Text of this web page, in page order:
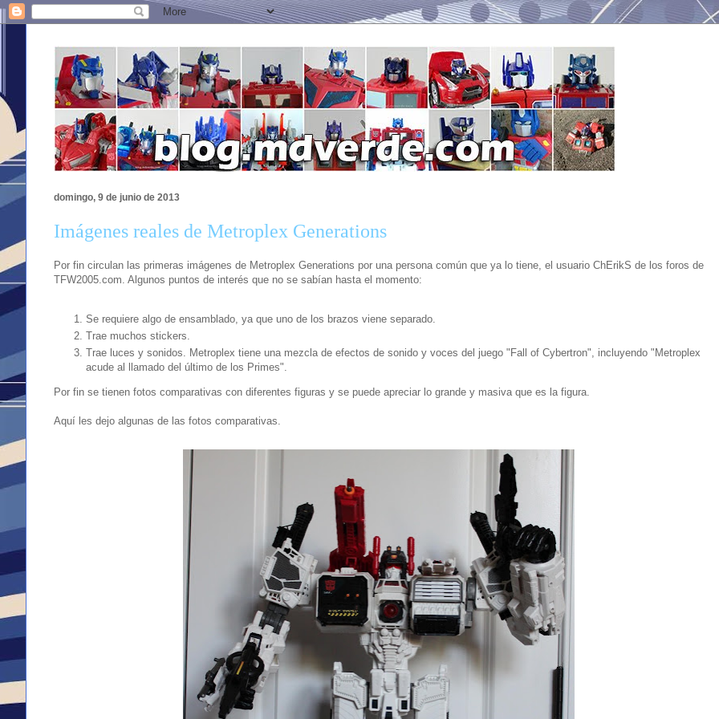
domingo, 9 de junio de 2013
Imágenes reales de Metroplex Generations
Por fin circulan las primeras imágenes de Metroplex Generations por una persona común que ya lo tiene, el usuario ChErikS de los foros de
TFW2005.com. Algunos puntos de interés que no se sabían hasta el momento:
Se requiere algo de ensamblado, ya que uno de los brazos viene separado.
Trae muchos stickers.
Trae luces y sonidos. Metroplex tiene una mezcla de efectos de sonido y voces del juego "Fall of Cybertron", incluyendo "Metroplex
acude al llamado del último de los Primes".
Por fin se tienen fotos comparativas con diferentes figuras y se puede apreciar lo grande y masiva que es la figura.
Aquí les dejo algunas de las fotos comparativas.